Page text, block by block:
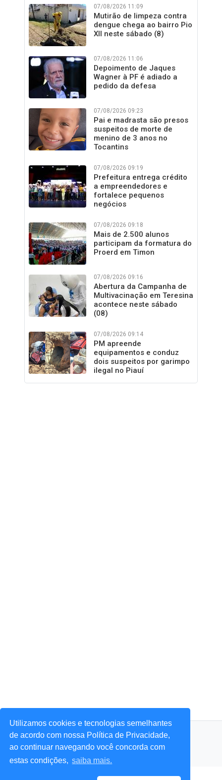
Utilizamos cookies e tecnologias semelhantes
de acordo com nossa Política de Privacidade,
ao continuar navegando você concorda com
estas condições, saiba mais.
07/08/2026 11:09
Mutirão de limpeza contra
dengue chega ao bairro Pio
XII neste sábado (8)
07/08/2026 11:06
Depoimento de Jaques
Wagner à PF é adiado a
pedido da defesa
07/08/2026 09:23
Pai e madrasta são presos
suspeitos de morte de
menino de 3 anos no
Tocantins
07/08/2026 09:19
Prefeitura entrega crédito
a empreendedores e
fortalece pequenos
negócios
07/08/2026 09:18
Mais de 2.500 alunos
participam da formatura do
Proerd em Timon
07/08/2026 09:16
Abertura da Campanha de
Multivacinação em Teresina
acontece neste sábado
(08)
07/08/2026 09:14
PM apreende
equipamentos e conduz
dois suspeitos por garimpo
ilegal no Piauí
© 2026 Portal Agora Sim! — Todos os direitos reservados.